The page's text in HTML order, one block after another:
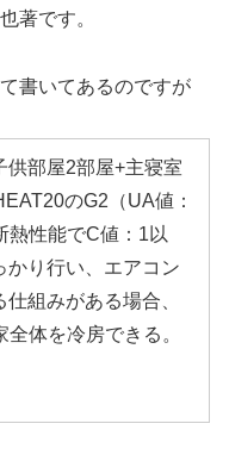
著です。
書いてあるのですが
供部屋2部屋+主寝室
のG2（UA値：
性能でC値：1以
かり行い、エアコン
組みがある場合、
体を冷房できる。